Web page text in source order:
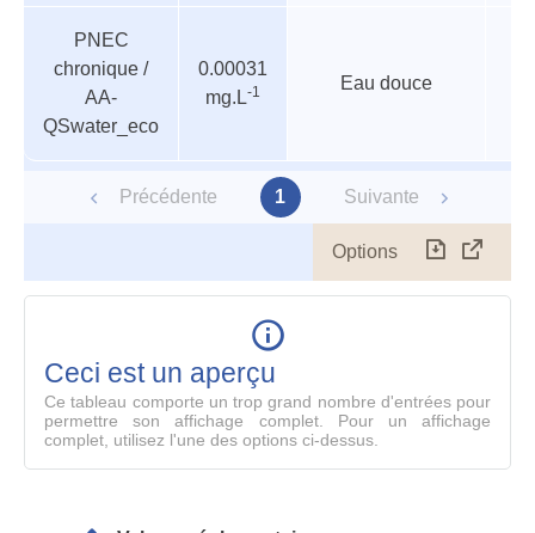
PNEC
chronique /
AA-
QSwater_eco
0.00031
mg.L-1 Eau douce
Précédente 1 Suivante
Options
le
Ceci est un aperçu
Ce tableau comporte un trop grand nombre d'entrées pour
permettre son affichage complet. Pour un affichage
complet, utilisez l'une des options ci-dessus.